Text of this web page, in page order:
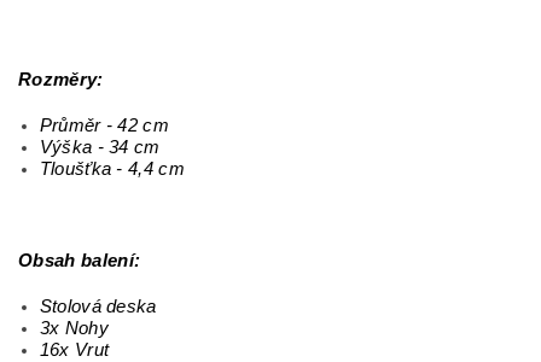
Rozměry:
Průměr - 42 cm
Výška - 34 cm
Tloušťka - 4,4 cm
Obsah balení:
Stolová deska
3x Nohy
16x Vrut